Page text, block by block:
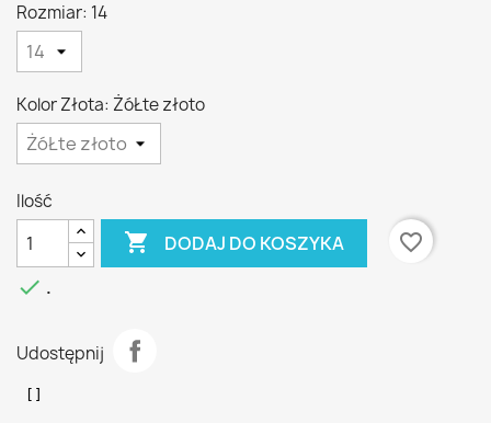
Rozmiar: 14
Kolor Złota: ŻóŁte złoto
Ilość
 DODAJ DO KOSZYKA
favorite_border
 .
Udostępnij